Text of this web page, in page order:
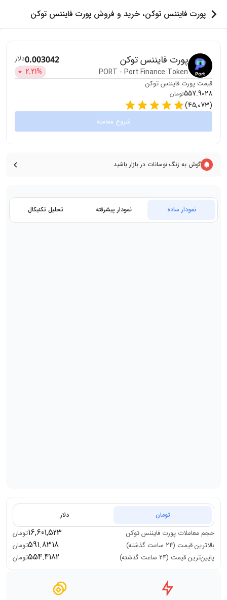
پورت فایننس توکن، خرید و فروش پورت فایننس توکن
پورت فایننس توکن
PORT - Port Finance Token
0.003042دلار
2.21%
قیمت پورت فایننس توکن
557.9028تومان
(
45,073
)
شروع معامله
گوش به زنگ نوسانات در بازار باشید
نمودار ساده نمودار پیشرفته تحلیل تکنیکال
تومان دلار
حجم معاملات پورت فایننس توکن 16,601,523تومان
بالاترین قیمت (۲۴ ساعت گذشته)
591.8318تومان
پایین‌ترین قیمت (۲۴ ساعت گذشته)
554.4182تومان